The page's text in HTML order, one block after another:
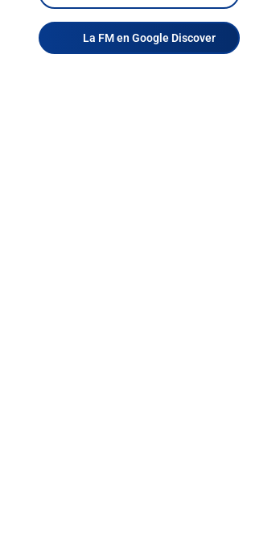
La FM en Google Discover